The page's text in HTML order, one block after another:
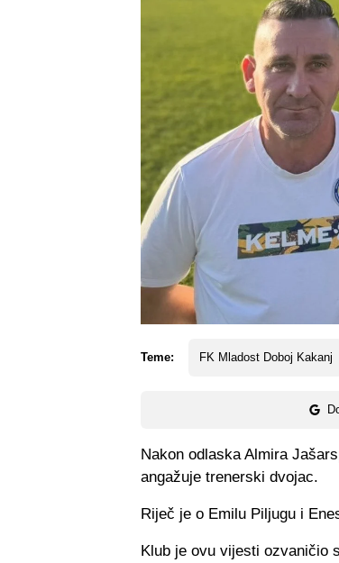
Teme: FK Mladost Doboj Kakanj
Nakon odlaska Almira
angažuje trenerski dvojac.
Riječ je o Emilu Piljugu i
Klub je ovu vijesti ozvaničio